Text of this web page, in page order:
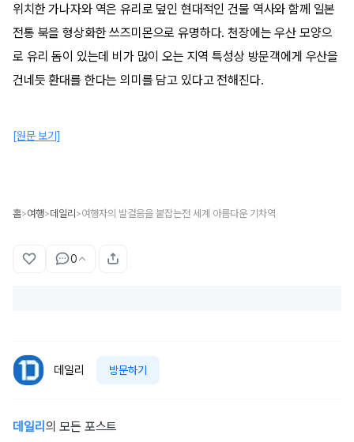
위치한 가나자와 역은 유리로 덮인 현대적인 건물 역사와 함께 일본
전통 북을 형상화한 쓰즈미몬으로 유명하다. 천장에는 우산 모양으
로 유리 돔이 있는데 비가 많이 오는 지역 특성상 방문객에게 우산을
건네듯 환대를 한다는 의미를 담고 있다고 전해진다.
[원문 보기]
홈>여행>데일리 >여행자의 발걸음을 붙잡는전 세계 아름다운 기차역
0
데일리 방문하기
데일리 의 모든 포스트